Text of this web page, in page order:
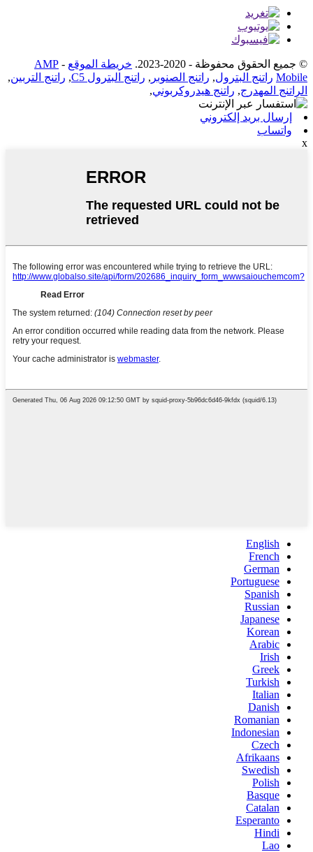
© جميع الحقوق محفوظة - 2020-2023. خريطة الموقع -
AMP
Mobile راتنج البترول, راتنج الصنوبر , راتنج البترول C5 , راتنج التربين,
الراتنج المهدرج, راتنج هيدروكربوني,
إرسال بريد إلكتروني
واتساب
x
English
French
German
Portuguese
Spanish
Russian
Japanese
Korean
Arabic
Irish
Greek
Turkish
Italian
Danish
Romanian
Indonesian
Czech
Afrikaans
Swedish
Polish
Basque
Catalan
Esperanto
Hindi
Lao